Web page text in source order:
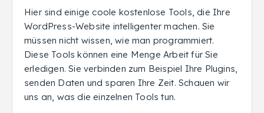
Hier sind einige coole kostenlose Tools, die Ihre
WordPress-Website intelligenter machen. Sie
müssen nicht wissen, wie man programmiert.
Diese Tools können eine Menge Arbeit für Sie
erledigen. Sie verbinden zum Beispiel Ihre Plugins,
senden Daten und sparen Ihre Zeit. Schauen wir
uns an, was die einzelnen Tools tun.